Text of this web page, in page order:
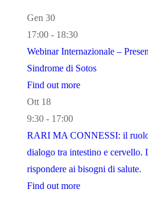
Gen 30
17:00 - 18:30
Webinar Internazionale –
Sindrome di Sotos
Find out more
Ott 18
9:30 - 17:00
RARI MA CONNESSI: il
dialogo tra intestino e cervello.
rispondere ai bisogni di salute.
Find out more